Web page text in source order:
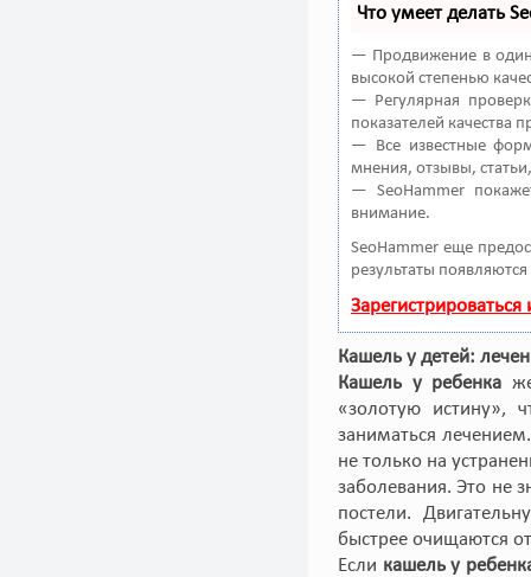
Что умеет делать
— Продвижение в один
высокой степенью
— Регулярная
показателей качества
— Все известные
мнения, отзывы,
— SeoHammer
внимание.
SeoHammer еще
результаты
Кашель у детей:
Кашель у ребенка
«золотую истину»,
заниматься
не только на
заболевания. Это не
постели.
быстрее очищаются
Если кашель у